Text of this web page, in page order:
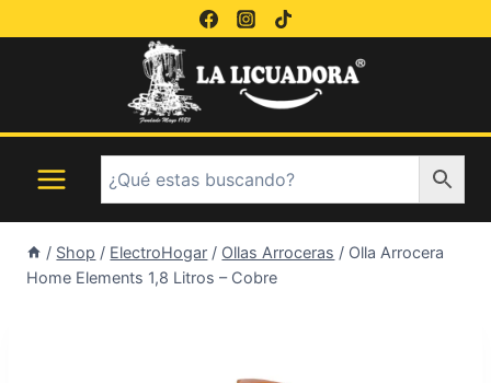
al
/ Shop / ElectroHogar / Ollas Arroceras / Olla Arrocera
Home Elements 1,8 Litros – Cobre